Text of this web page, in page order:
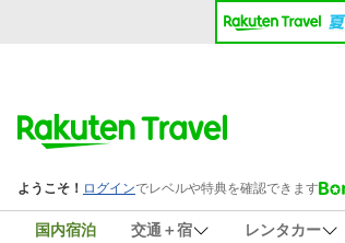
国内宿泊 交通＋宿 レンタカー